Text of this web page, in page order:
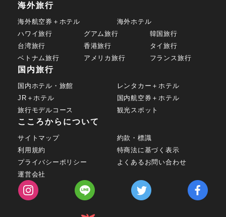
海外旅行
海外航空券＋ホテル
海外ホテル
ハワイ旅行
グアム旅行
韓国旅行
台湾旅行
香港旅行
タイ旅行
ベトナム旅行
アメリカ旅行 フランス旅行
国内旅行
国内ホテル・旅館
レンタカー＋ホテル
JR＋ホテル
国内航空券＋ホテル
旅行モデルコース
観光スポット
こころからについて
サイトマップ
約款・標識
利用規約
特商法に基づく表示
プライバシーポリシー
よくあるお問い合わせ
運営会社